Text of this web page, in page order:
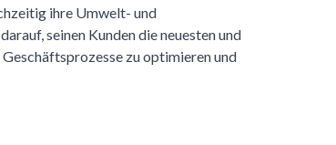
ihre Umwelt- und
seinen Kunden die neuesten und
zu optimieren und